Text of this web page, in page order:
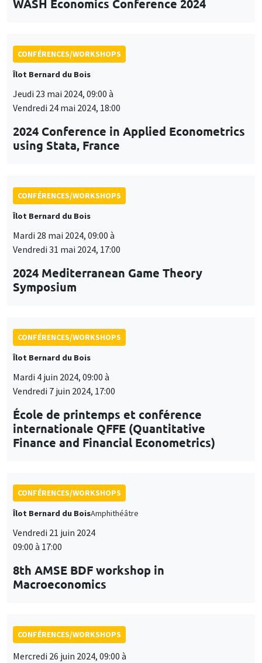
WASH Economics Conference 2024
CONFÉRENCES/WORKSHOPS
Îlot Bernard du Bois
Jeudi 23 mai 2024, 09:00 à
Vendredi 24 mai 2024, 18:00
2024 Conference in Applied Econometrics
using Stata, France
CONFÉRENCES/WORKSHOPS
Îlot Bernard du Bois
Mardi 28 mai 2024, 09:00 à
Vendredi 31 mai 2024, 17:00
2024 Mediterranean Game Theory
Symposium
CONFÉRENCES/WORKSHOPS
Îlot Bernard du Bois
Mardi 4 juin 2024, 09:00 à
Vendredi 7 juin 2024, 17:00
École de printemps et conférence
internationale QFFE (Quantitative
Finance and Financial Econometrics)
CONFÉRENCES/WORKSHOPS
Îlot Bernard du BoisAmphithéâtre
Vendredi 21 juin 2024
09:00 à 17:00
8th AMSE BDF workshop in
Macroeconomics
CONFÉRENCES/WORKSHOPS
Mercredi 26 juin 2024, 09:00 à